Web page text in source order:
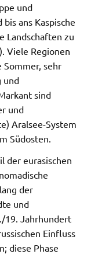
und
ans Kaspische
Landschaften zu
Viele Regionen
sehr
und
sind
und
Aralsee-System
Südosten.
der eurasischen
der
und
19. Jahrhundert
Einfluss
diese Phase